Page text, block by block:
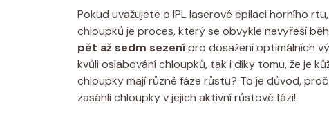
Pokud uvažujete o IPL laserové epilaci horního rtu,
chloupků je proces, který se obvykle nevyřeší
pět až sedm sezenípro dosažení optimálních
kvůli oslabování chloupků, tak i díky tomu, že je
chloupky mají různé fáze růstu? To je důvod,
zasáhli chloupky v jejich aktivní růstové fázi!